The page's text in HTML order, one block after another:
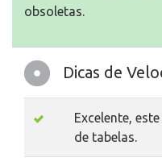
obsoletas.
Dicas de
Excelente,
de tabelas.